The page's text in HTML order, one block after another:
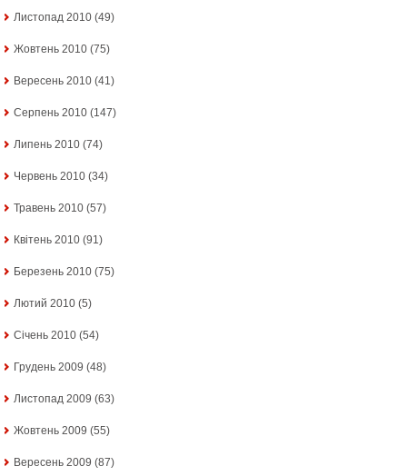
Листопад 2010 (49)
Жовтень 2010 (75)
Вересень 2010 (41)
Серпень 2010 (147)
Липень 2010 (74)
Червень 2010 (34)
Травень 2010 (57)
Квітень 2010 (91)
Березень 2010 (75)
Лютий 2010 (5)
Січень 2010 (54)
Грудень 2009 (48)
Листопад 2009 (63)
Жовтень 2009 (55)
Вересень 2009 (87)